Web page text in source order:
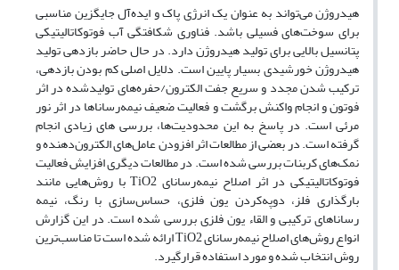
هیدروژن می‌تواند به عنوان یک انرژی پاک و ایده‌آل جایگزین مناسبی
برای سوخت‌های فسیلی باشد. فناوری شکافتگی آب فوتوکاتالیتیکی
پتانسیل بالایی برای تولید هیدروژن دارد. در حال حاضر بازدهی تولید
هیدروژن خورشیدی بسیار پایین است. دلایل اصلی کم بودن بازدهی،
ترکیب شدن مجدد و سریع جفت الکترون/حفره‌های تولیدشده در اثر
فوتون و انجام واکنش برگشت و فعالیت ضعیف نیمه‌رساناها در اثر نور
مرئی است. در پاسخ به این محدودیت‌ها، بررسی های زیادی انجام
گرفته است. در بعضی از مطالعات اثر افزودن عامل‌های الکترون‌دهنده و
نمک‌های کربنات بررسی شده است. در مطالعات دیگری افزایش فعالیت
فوتوکاتالیتیکی در اثر اصلاح نیمه‌رسانای TiO2 با روش‌هایی مانند
بارگذاری فلز، دوپه‌کردن یون فلزی، حساس‌سازی با رنگ، نیمه
رساناهای ترکیبی و القاء یون فلزی بررسی شده است. در این گزارش
انواع روش‌های اصلاح نیمه‌رسانای TiO2 ارائه شده است تا مناسب‌ترین
روش انتخاب شده و مورد استفاده قرارگیرد.